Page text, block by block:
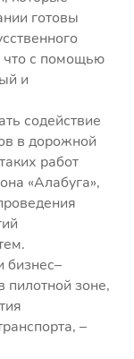
готовы
что с помощью
и
содействие
в дорожной
работ
«Алабуга»,
бизнес–
пилотной зоне,
–